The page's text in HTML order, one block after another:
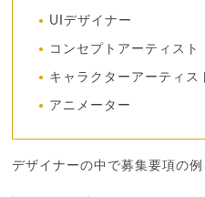
UIデザイナー
コンセプトアーティスト
キャラクターアーティス
アニメーター
デザイナーの中で募集要項の例